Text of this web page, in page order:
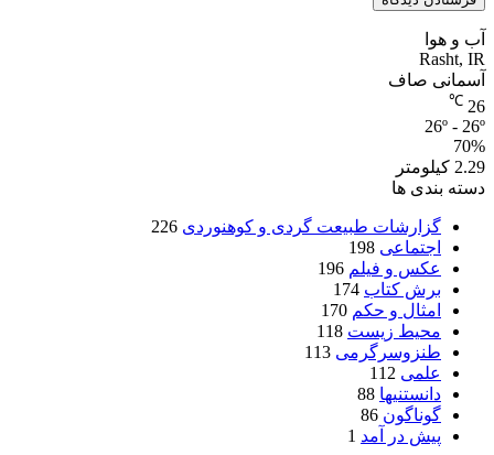
آب و هوا
Rasht, IR
آسمانی صاف
26
℃
26º - 26º
70%
2.29 کیلومتر
دسته بندی ها
گزارشات طبیعت گردی و کوهنوردی 226
اجتماعی 198
عکس و فیلم 196
برش کتاب 174
امثال و حکم 170
محیط زیست 118
طنزوسرگرمی 113
علمی 112
دانستنیها 88
گوناگون 86
پیش در آمد 1